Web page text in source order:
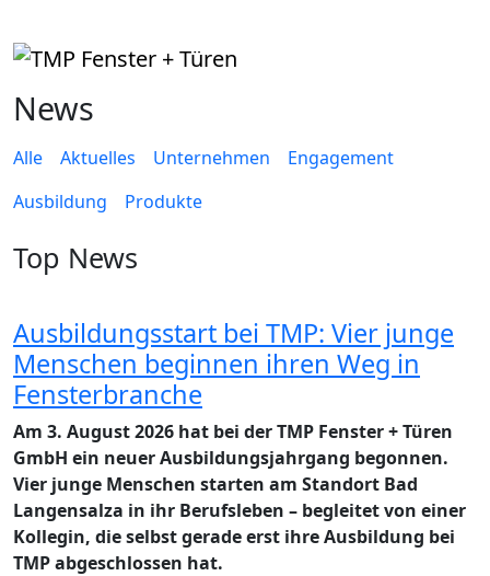
News
Alle Aktuelles Unternehmen
Engagement
Ausbildung
Produkte
Top News
Ausbildungsstart bei TMP: Vier junge
Menschen beginnen ihren Weg in
Fensterbranche
Am 3. August 2026 hat bei der TMP Fenster + Türen
GmbH ein neuer Ausbildungsjahrgang begonnen.
Vier junge Menschen starten am Standort Bad
Langensalza in ihr Berufsleben – begleitet von einer
Kollegin, die selbst gerade erst ihre Ausbildung bei
TMP abgeschlossen hat.